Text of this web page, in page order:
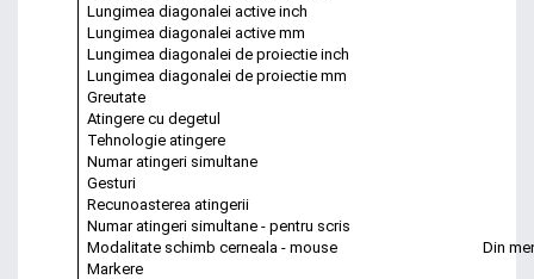
Lungimea diagonalei active inch
Lungimea diagonalei active mm
Lungimea diagonalei de proiectie inch
Lungimea diagonalei de proiectie mm
Greutate
Atingere cu degetul
Tehnologie atingere
Numar atingeri simultane
Gesturi
Recunoasterea atingerii
Numar atingeri simultane - pentru scris
Modalitate schimb cerneala - mouse
Din
Markere